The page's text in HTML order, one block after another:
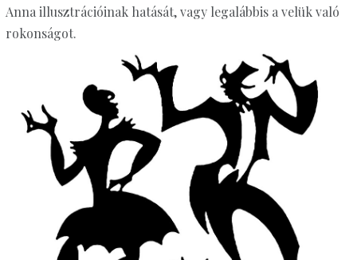
Anna illusztrációinak hatását, vagy legalábbis a velük való
rokonságot.